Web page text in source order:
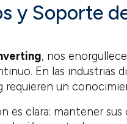
y Soporte
, nos
En las industrias
requieren un
es clara: mantener